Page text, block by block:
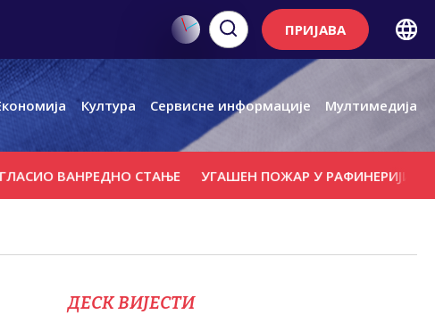
ПРИЈАВА
Култура Сервисне информације Мултимедија
СТАЊЕ УГАШЕН ПОЖАР У РАФИНЕРИЈИ НАФТЕ
ДЕСК ВИЈЕСТИ